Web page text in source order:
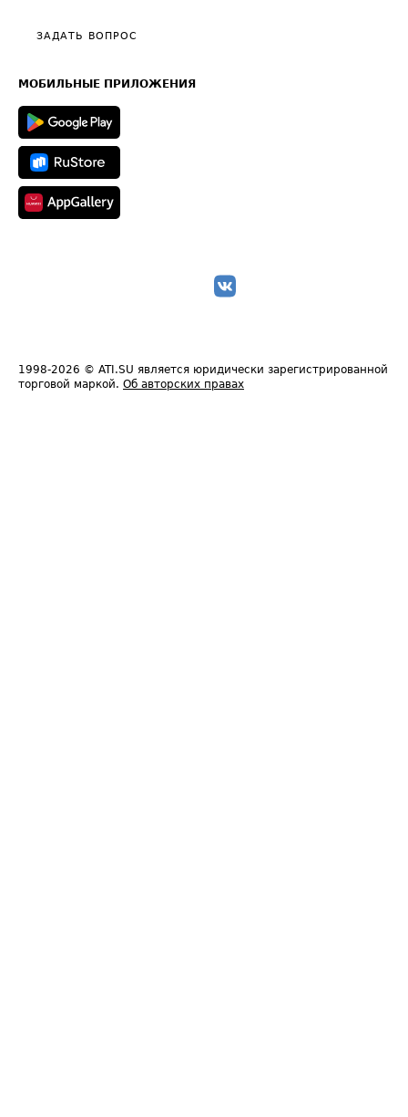
Общие положения
Полезное по перевозкам
Техническая информация
ЗАДАТЬ ВОПРОС
МОБИЛЬНЫЕ ПРИЛОЖЕНИЯ
1998-2026 © ATI.SU является юридически зарегистрированной
торговой маркой. Об авторских правах